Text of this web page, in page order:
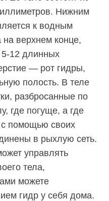
Нижним
к водным
верхнем конце,
5-12 длинных
— рот гидры,
полость. В теле
разбросанные по
где погуще, а где
помощью своих
в рыхлую сеть.
управлять
тела,
можете
гидр у себя дома.